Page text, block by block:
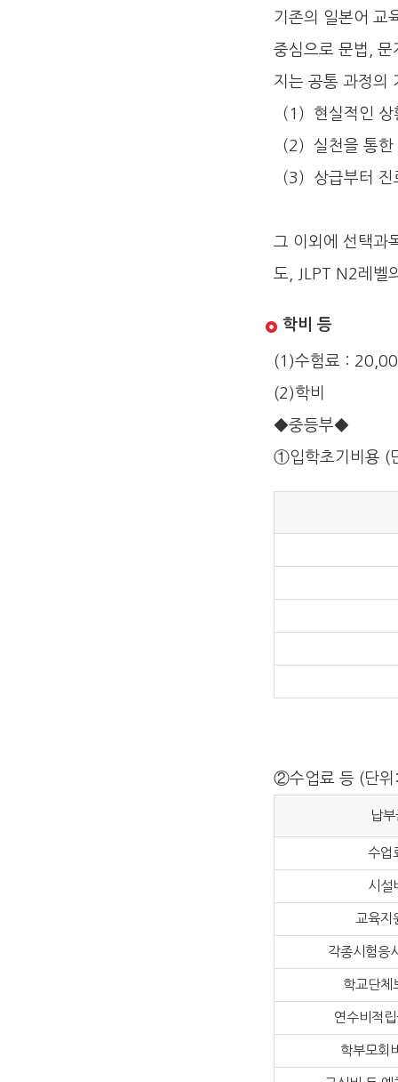
기존의 일본어 교
중심으로 문법, 문
지는 공통 과정의
（1）현실적인
（2）실천을 통
（3）상급부터
그 이외에 선택과
도, JLPT N2레벨
학비 등
(1)수험료 :
(2)학비
◆중등부◆
①입학초기비용 (
②수업료 등 (단위
납부
수업
시설
교육지
각종시험
학교단체
연수비적
학부모회